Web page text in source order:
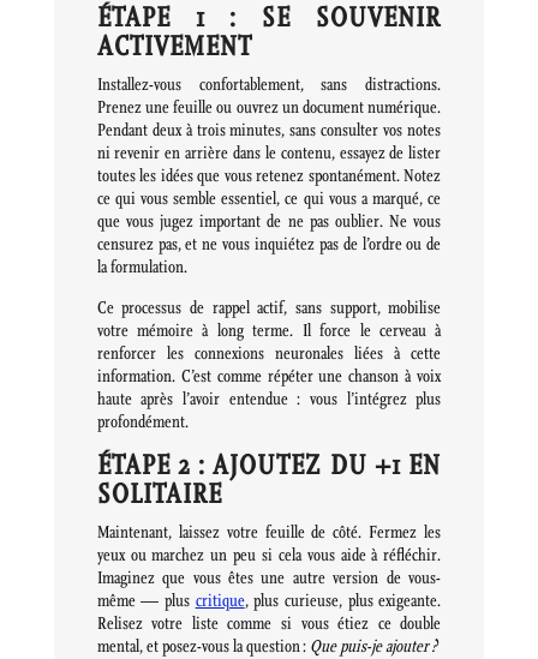
ÉTAPE 1 : SE SOUVENIR
ACTIVEMENT
Installez-vous confortablement, sans distractions.
Prenez une feuille ou ouvrez un document numérique.
Pendant deux à trois minutes, sans consulter vos notes
ni revenir en arrière dans le contenu, essayez de lister
toutes les idées que vous retenez spontanément. Notez
ce qui vous semble essentiel, ce qui vous a marqué, ce
que vous jugez important de ne pas oublier. Ne vous
censurez pas, et ne vous inquiétez pas de l’ordre ou de
la formulation.
Ce processus de rappel actif, sans support, mobilise
votre mémoire à long terme. Il force le cerveau à
renforcer les connexions neuronales liées à cette
information. C’est comme répéter une chanson à voix
haute après l’avoir entendue : vous l’intégrez plus
profondément.
ÉTAPE 2 : AJOUTEZ DU +1 EN
SOLITAIRE
Maintenant, laissez votre feuille de côté. Fermez les
yeux ou marchez un peu si cela vous aide à réfléchir.
Imaginez que vous êtes une autre version de vous-
même — plus critique, plus curieuse, plus exigeante.
Relisez votre liste comme si vous étiez ce double
mental, et posez-vous la question : Que puis-je ajouter ?